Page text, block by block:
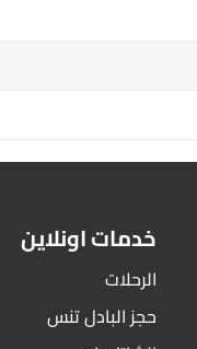
خدمات اونلاين
الرحلات
حجز البادل تنس